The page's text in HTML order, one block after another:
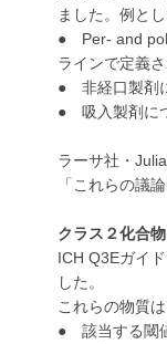
ました。例と
● Per- and
ラインで定義
● 非経口製剤
● 吸入製剤に
ラーサ社・
「これらの議
クラス２化合物
ICH Q3Eガイ
した。
これらの物質は
● 該当する閾